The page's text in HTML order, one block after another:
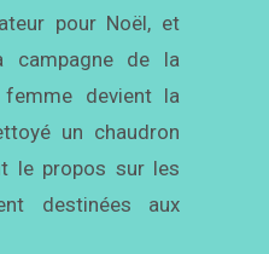
pour Noël, et
campagne de la
devient la
un chaudron
le propos sur les
destinées aux